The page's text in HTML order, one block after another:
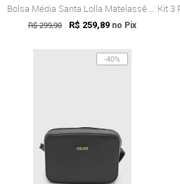
Bolsa Média Santa Lolla Matelassê Preta
R$ 299,90 R$ 259,89 no Pix
-40%